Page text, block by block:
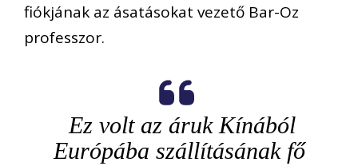
fiókjának az ásatásokat vezető Bar-Oz
professzor.
Ez volt az áruk Kínából
Európába szállításának fő